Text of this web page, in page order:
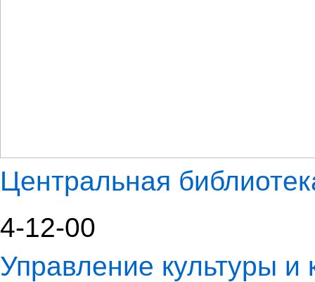
Центральная
4-12-00
Управление культуры и